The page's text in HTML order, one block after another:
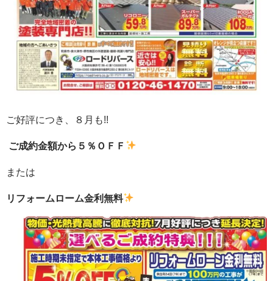
ご好評につき、８月も!!
ご成約金額から５％ＯＦＦ
または
リフォームローム金利無料